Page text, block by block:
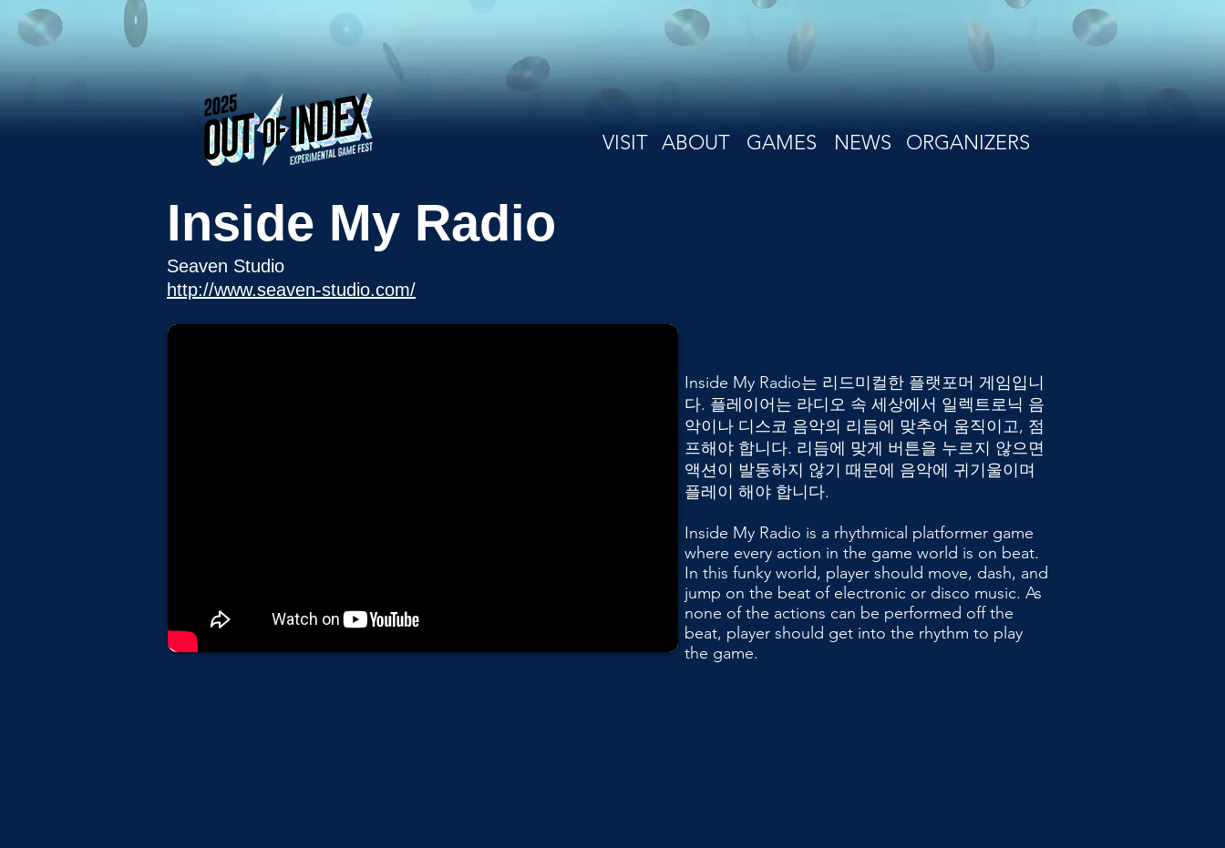
VISIT ABOUT GAMES NEWS ORGANIZERS
Inside My Radio
Seaven Studio
http://www.seaven-studio.com/
Inside My Radio는 리드미컬한 플랫포머 게임입니
다. 플레이어는 라디오 속 세상에서 일렉트로닉 음
악이나 디스코 음악의 리듬에 맞추어 움직이고, 점
프해야 합니다. 리듬에 맞게 버튼을 누르지 않으면
액션이 발동하지 않기 때문에 음악에 귀기울이며
플레이 해야 합니다.
Inside My Radio is a rhythmical platformer game
where every action in the game world is on beat.
In this funky world, player should move, dash, and
jump on the beat of electronic or disco music. As
none of the actions can be performed off the
beat, player should get into the rhythm to play
the game.